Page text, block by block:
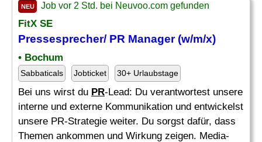
NEU Job vor 2 Std. bei Neuvoo.com gefunden
FitX SE
Pressesprecher/ PR Manager(w/m/x)
• Bochum
Sabbaticals Jobticket 30+ Urlaubstage
Bei uns wirst du PR-Lead: Du verantwortest unsere
interne und externe Kommunikation und entwickelst
unsere PR-Strategie weiter. Du sorgst dafür, dass
Themen ankommen und Wirkung zeigen. Media-